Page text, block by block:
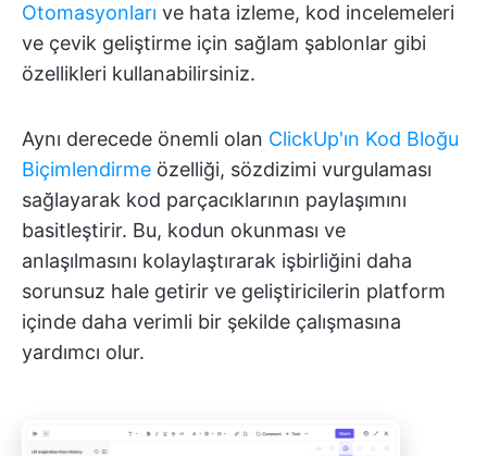
Otomasyonları ve hata izleme, kod incelemeleri
ve çevik geliştirme için sağlam şablonlar gibi
özellikleri kullanabilirsiniz.
Aynı derecede önemli olan ClickUp'ın Kod Bloğu
Biçimlendirme özelliği, sözdizimi vurgulaması
sağlayarak kod parçacıklarının paylaşımını
basitleştirir. Bu, kodun okunması ve
anlaşılmasını kolaylaştırarak işbirliğini daha
sorunsuz hale getirir ve geliştiricilerin platform
içinde daha verimli bir şekilde çalışmasına
yardımcı olur.